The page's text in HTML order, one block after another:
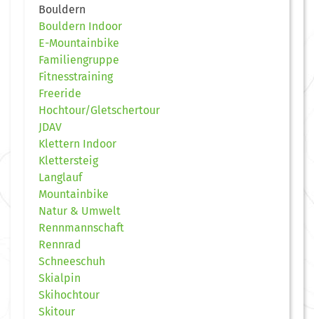
Bouldern
Bouldern Indoor
E-Mountainbike
Familiengruppe
Fitnesstraining
Freeride
Hochtour/Gletschertour
JDAV
Klettern Indoor
Klettersteig
Langlauf
Mountainbike
Natur & Umwelt
Rennmannschaft
Rennrad
Schneeschuh
Skialpin
Skihochtour
Skitour